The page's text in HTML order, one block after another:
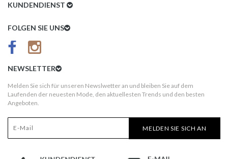
KUNDENDIENST
Kundenservice
AGB
Kundeninformationen
Widerruf
FOLGEN SIE UNS
NEWSLETTER
Melden Sie sich für unseren Newslwetter an und bleiben Sie auf dem
Laufenden der neuesten Mode, den aktuellesten Trends und den besten
Angeboten.
MELDEN SIE SICH AN